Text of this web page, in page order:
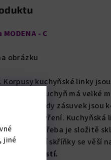
jiné
- C
obrázku
kuchyňské linky
lisovaná. Kuchyň má
Pojezdy zásuvek jsou
dovření.
není potřeba je složitě
sobě. Horní skříňky se věší
součástí.